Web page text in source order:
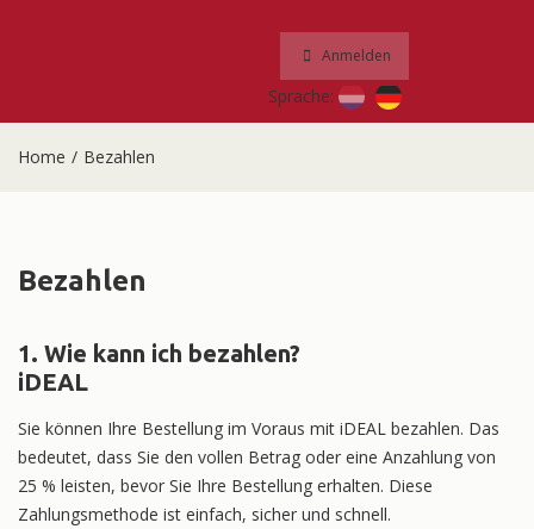
Anmelden
Sprache:
Home / Bezahlen
Bezahlen
1. Wie kann ich bezahlen?
iDEAL
Sie können Ihre Bestellung im Voraus mit iDEAL bezahlen. Das
bedeutet, dass Sie den vollen Betrag oder eine Anzahlung von
25 % leisten, bevor Sie Ihre Bestellung erhalten. Diese
Zahlungsmethode ist einfach, sicher und schnell.